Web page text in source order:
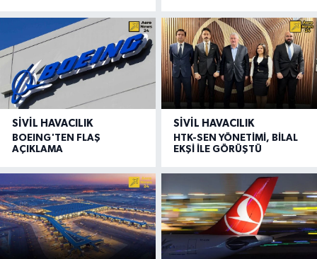
SIVIL HAVACILIK
BOEING'TEN FLAŞ
AÇIKLAMA
SIVIL HAVACILIK
HTK-SEN YÖNETİMİ, BİLAL
EKŞİ İLE GÖRÜŞTÜ